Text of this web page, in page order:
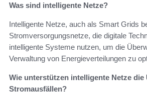
Was sind intelligente Netze?
Intelligente Netze, auch als Smart Grids
Stromversorgungsnetze, die digitale
intelligente Systeme nutzen, um die
Verwaltung von Energieverteilungen zu
Wie unterstützen intelligente Netze
Stromausfällen?